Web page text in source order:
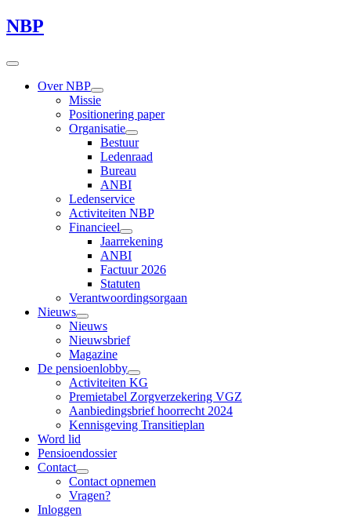
NBP
Over NBP
Missie
Positionering paper
Organisatie
Bestuur
Ledenraad
Bureau
ANBI
Ledenservice
Activiteiten NBP
Financieel
Jaarrekening
ANBI
Factuur 2026
Statuten
Verantwoordingsorgaan
Nieuws
Nieuws
Nieuwsbrief
Magazine
De pensioenlobby
Activiteiten KG
Premietabel Zorgverzekering VGZ
Aanbiedingsbrief hoorrecht 2024
Kennisgeving Transitieplan
Word lid
Pensioendossier
Contact
Contact opnemen
Vragen?
Inloggen